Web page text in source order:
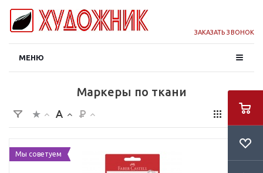
ЗАКАЗАТЬ ЗВОНОК
МЕНЮ
Маркеры по ткани
Мы советуем